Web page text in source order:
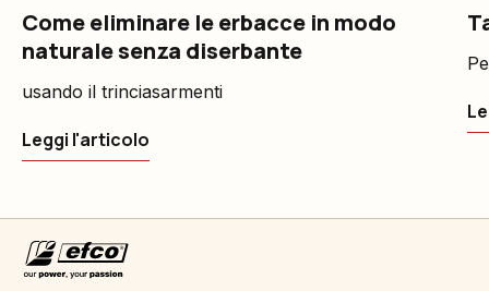
Come eliminare le erbacce in modo
naturale senza diserbante
usando il trinciasarmenti
Leggi l'articolo